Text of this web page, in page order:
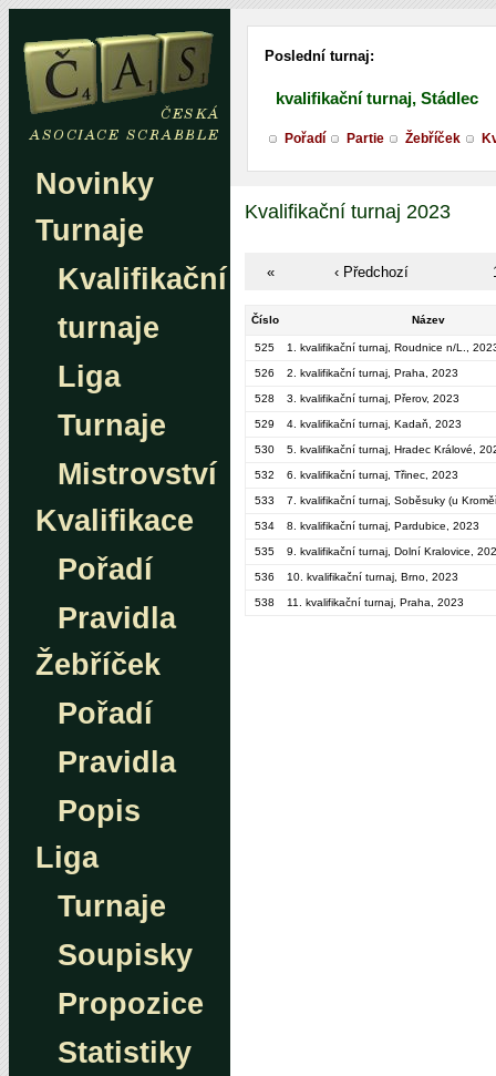
Novinky
Turnaje
Kvalifikační
turnaje
Liga
Turnaje
Mistrovství
Kvalifikace
Pořadí
Pravidla
Žebříček
Pořadí
Pravidla
Popis
Liga
Turnaje
Soupisky
Propozice
Statistiky
Poslední turnaj:
kvalifikační turnaj, Stádlec
Pořadí Partie Žebříček
Kvalifikační turnaj 2023
« ‹ Předchozí
Číslo Název
525 1. kvalifikační turnaj, Roudnice n/L.,
526 2. kvalifikační turnaj, Praha, 2023
528 3. kvalifikační turnaj, Přerov, 2023
529 4. kvalifikační turnaj, Kadaň, 2023
530 5. kvalifikační turnaj, Hradec Králové,
532 6. kvalifikační turnaj, Třinec, 2023
533 7. kvalifikační turnaj, Soběsuky (u
534 8. kvalifikační turnaj, Pardubice, 2023
535 9. kvalifikační turnaj, Dolní Kralovice,
536 10. kvalifikační turnaj, Brno, 2023
538 11. kvalifikační turnaj, Praha, 2023